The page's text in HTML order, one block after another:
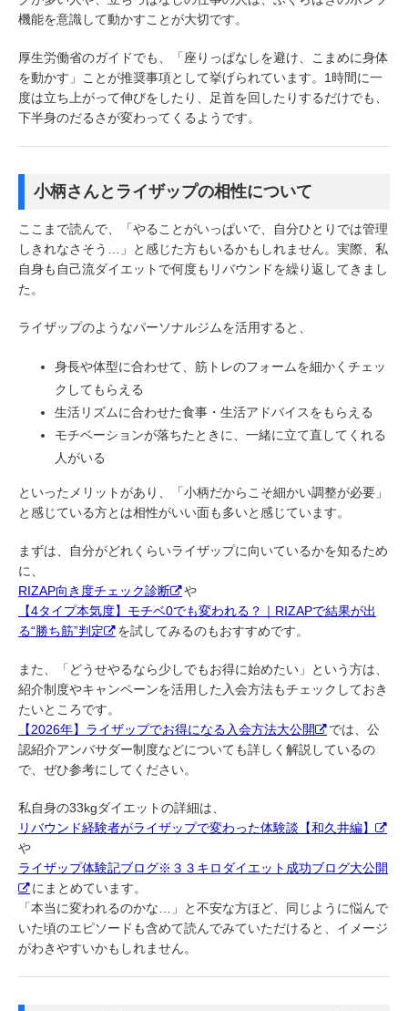
機能を意識して動かすことが大切です。
厚生労働省のガイドでも、「座りっぱなしを避け、こまめに身体
を動かす」ことが推奨事項として挙げられています。1時間に一
度は立ち上がって伸びをしたり、足首を回したりするだけでも、
下半身のだるさが変わってくるようです。
小柄さんとライザップの相性について
ここまで読んで、「やることがいっぱいで、自分ひとりでは管理
しきれなさそう…」と感じた方もいるかもしれません。実際、私
自身も自己流ダイエットで何度もリバウンドを繰り返してきまし
た。
ライザップのようなパーソナルジムを活用すると、
身長や体型に合わせて、筋トレのフォームを細かくチェッ
クしてもらえる
生活リズムに合わせた食事・生活アドバイスをもらえる
モチベーションが落ちたときに、一緒に立て直してくれる
人がいる
といったメリットがあり、「小柄だからこそ細かい調整が必要」
と感じている方とは相性がいい面も多いと感じています。
まずは、自分がどれくらいライザップに向いているかを知るため
に、
RIZAP向き度チェック診断
や
【4タイプ本気度】モチベ0でも変われる？｜RIZAPで結果が出
る“勝ち筋”判定
を試してみるのもおすすめです。
また、「どうせやるなら少しでもお得に始めたい」という方は、
紹介制度やキャンペーンを活用した入会方法もチェックしておき
たいところです。
【2026年】ライザップでお得になる入会方法大公開
では、公
認紹介アンバサダー制度などについても詳しく解説しているの
で、ぜひ参考にしてください。
私自身の33kgダイエットの詳細は、
リバウンド経験者がライザップで変わった体験談【和久井編】
や
ライザップ体験記ブログ※３３キロダイエット成功ブログ大公開
にまとめています。
「本当に変われるのかな…」と不安な方ほど、同じように悩んで
いた頃のエピソードも含めて読んでみていただけると、イメージ
がわきやすいかもしれません。